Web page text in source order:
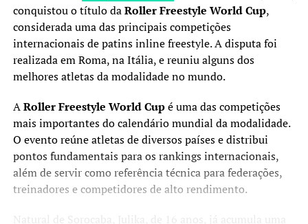
conquistou o título daRoller Freestyle World Cup,
considerada uma das principais competições
internacionais de patins inline freestyle. A disputa foi
realizada em Roma, na Itália, e reuniu alguns dos
melhores atletas da modalidade no mundo.
ARoller Freestyle World Cupé uma das competições
mais importantes do calendário mundial da modalidade.
O evento reúne atletas de diversos países e distribui
pontos fundamentais para os rankings internacionais,
além de servir como referência técnica para federações,
treinadores e competidores de alto rendimento.